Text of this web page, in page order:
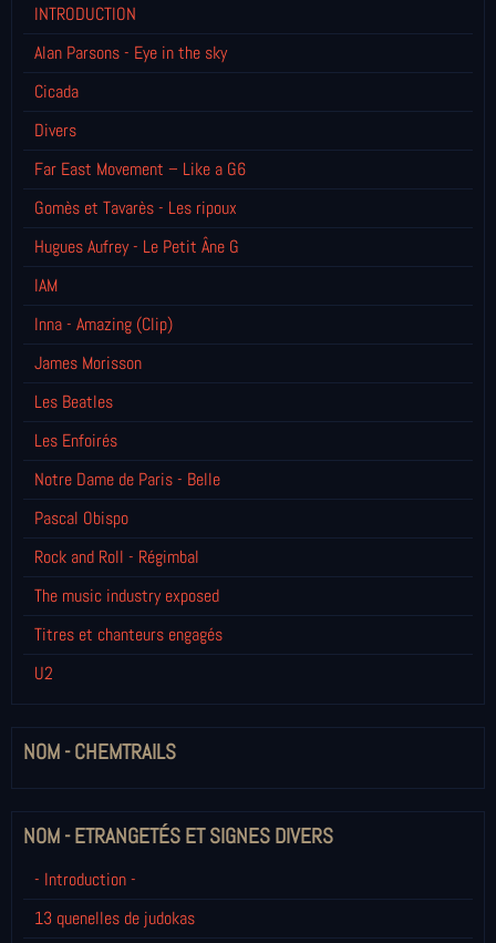
INTRODUCTION
Alan Parsons - Eye in the sky
Cicada
Divers
Far East Movement – Like a G6
Gomès et Tavarès - Les ripoux
Hugues Aufrey - Le Petit Âne G
IAM
Inna - Amazing (Clip)
James Morisson
Les Beatles
Les Enfoirés
Notre Dame de Paris - Belle
Pascal Obispo
Rock and Roll - Régimbal
The music industry exposed
Titres et chanteurs engagés
U2
NOM - CHEMTRAILS
NOM - ETRANGETÉS ET SIGNES DIVERS
- Introduction -
13 quenelles de judokas